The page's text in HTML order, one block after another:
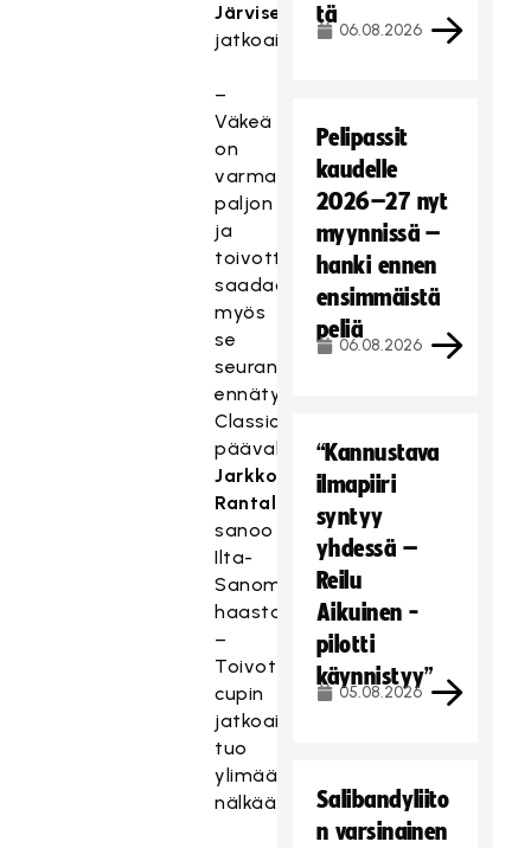
Järvisen
jatkoaikamaalilla.
–
Väkeä
on
varmasti
paljon
ja
toivottavasti
saadaan
myös
se
seuran
ennätys,
Classicin
päävalmentaja
Jarkko
Rantala
sanoo
Ilta-
Sanomien
haastattelussa.
–
Toivottavasti
cupin
jatkoaikahäviö
tuo
ylimääräistä
nälkää.
tä
06.08.2026
Pelipassit
kaudelle
2026–27 nyt
myynnissä –
hanki ennen
ensimmäistä
peliä
06.08.2026
“Kannustava
ilmapiiri
syntyy
yhdessä –
Reilu
Aikuinen -
pilotti
käynnistyy”
05.08.2026
Salibandyliito
n varsinainen